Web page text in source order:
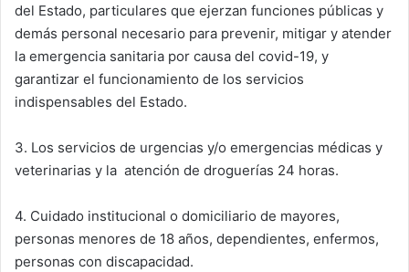
del Estado, particulares que ejerzan funciones públicas y
demás personal necesario para prevenir, mitigar y atender
la emergencia sanitaria por causa del covid-19, y
garantizar el funcionamiento de los servicios
indispensables del Estado.
3. Los servicios de urgencias y/o emergencias médicas y
veterinarias y la atención de droguerías 24 horas.
4. Cuidado institucional o domiciliario de mayores,
personas menores de 18 años, dependientes, enfermos,
personas con discapacidad.